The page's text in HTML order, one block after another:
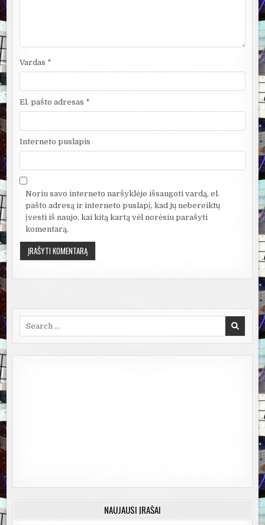
Vardas *
El. pašto adresas *
Interneto puslapis
Noriu savo interneto naršyklėje išsaugoti vardą, el.
pašto adresą ir interneto puslapį, kad jų nebereiktų
įvesti iš naujo, kai kitą kartą vėl norėsiu parašyti
komentarą.
NAUJAUSI ĮRAŠAI